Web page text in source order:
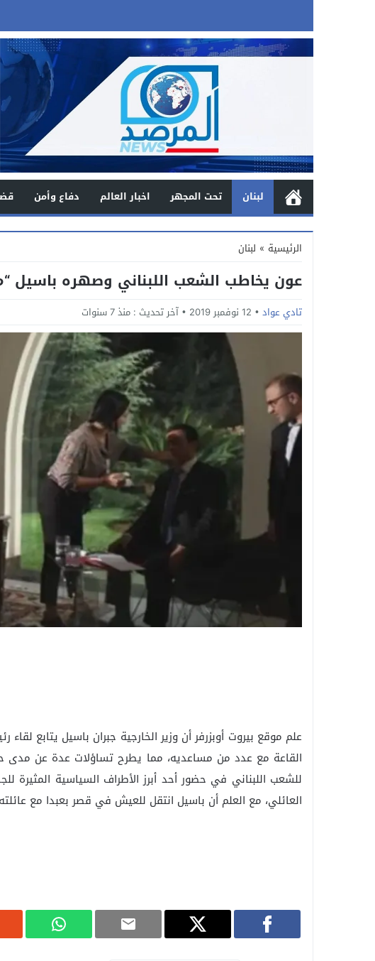
لبنان تحت المجهر اخبار العالم دفاع وأمن
الرئيسية » لبنان
عون يخاطب الشعب اللبناني وصهره باسيل
تادي عواد 12 نوفمبر 2019 آخر تحديث : منذ 7 سنوات
علم موقع بيروت أوبزرفر أن وزير الخارجية جبران باسيل يتابع
القاعة مع عدد من مساعديه، مما يطرح تساؤلات عدة عن مدى
للشعب اللبناني في حضور أحد أبرز الأطراف السياسية المثيرة
العائلي، مع العلم أن باسيل انتقل للعيش في قصر بعبدا مع